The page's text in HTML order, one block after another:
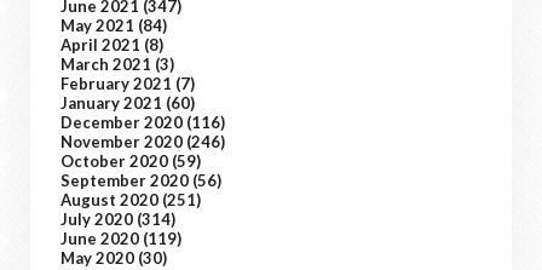
June 2021 (347)
May 2021 (84)
April 2021 (8)
March 2021 (3)
February 2021 (7)
January 2021 (60)
December 2020 (116)
November 2020 (246)
October 2020 (59)
September 2020 (56)
August 2020 (251)
July 2020 (314)
June 2020 (119)
May 2020 (30)